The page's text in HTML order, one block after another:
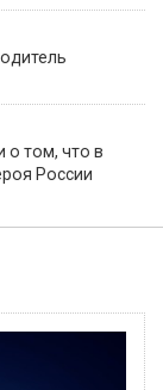
о том, что в
России